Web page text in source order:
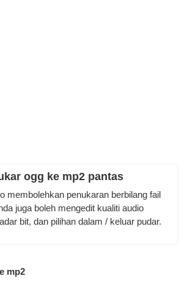
ogg ke mp2 pantas
membolehkan penukaran berbilang fail
juga boleh mengedit kualiti audio
bit, dan pilihan dalam / keluar pudar.
mp2